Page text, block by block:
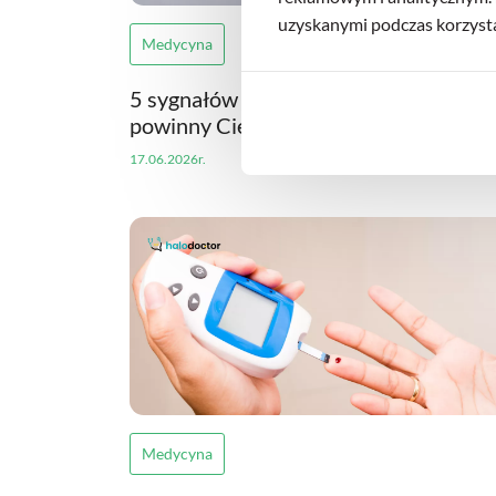
Medycyna
5 sygnałów od organizmu, które
powinny Cię zaniepokoić
17.06.2026r.
Medycyna
uzyskanymi podczas